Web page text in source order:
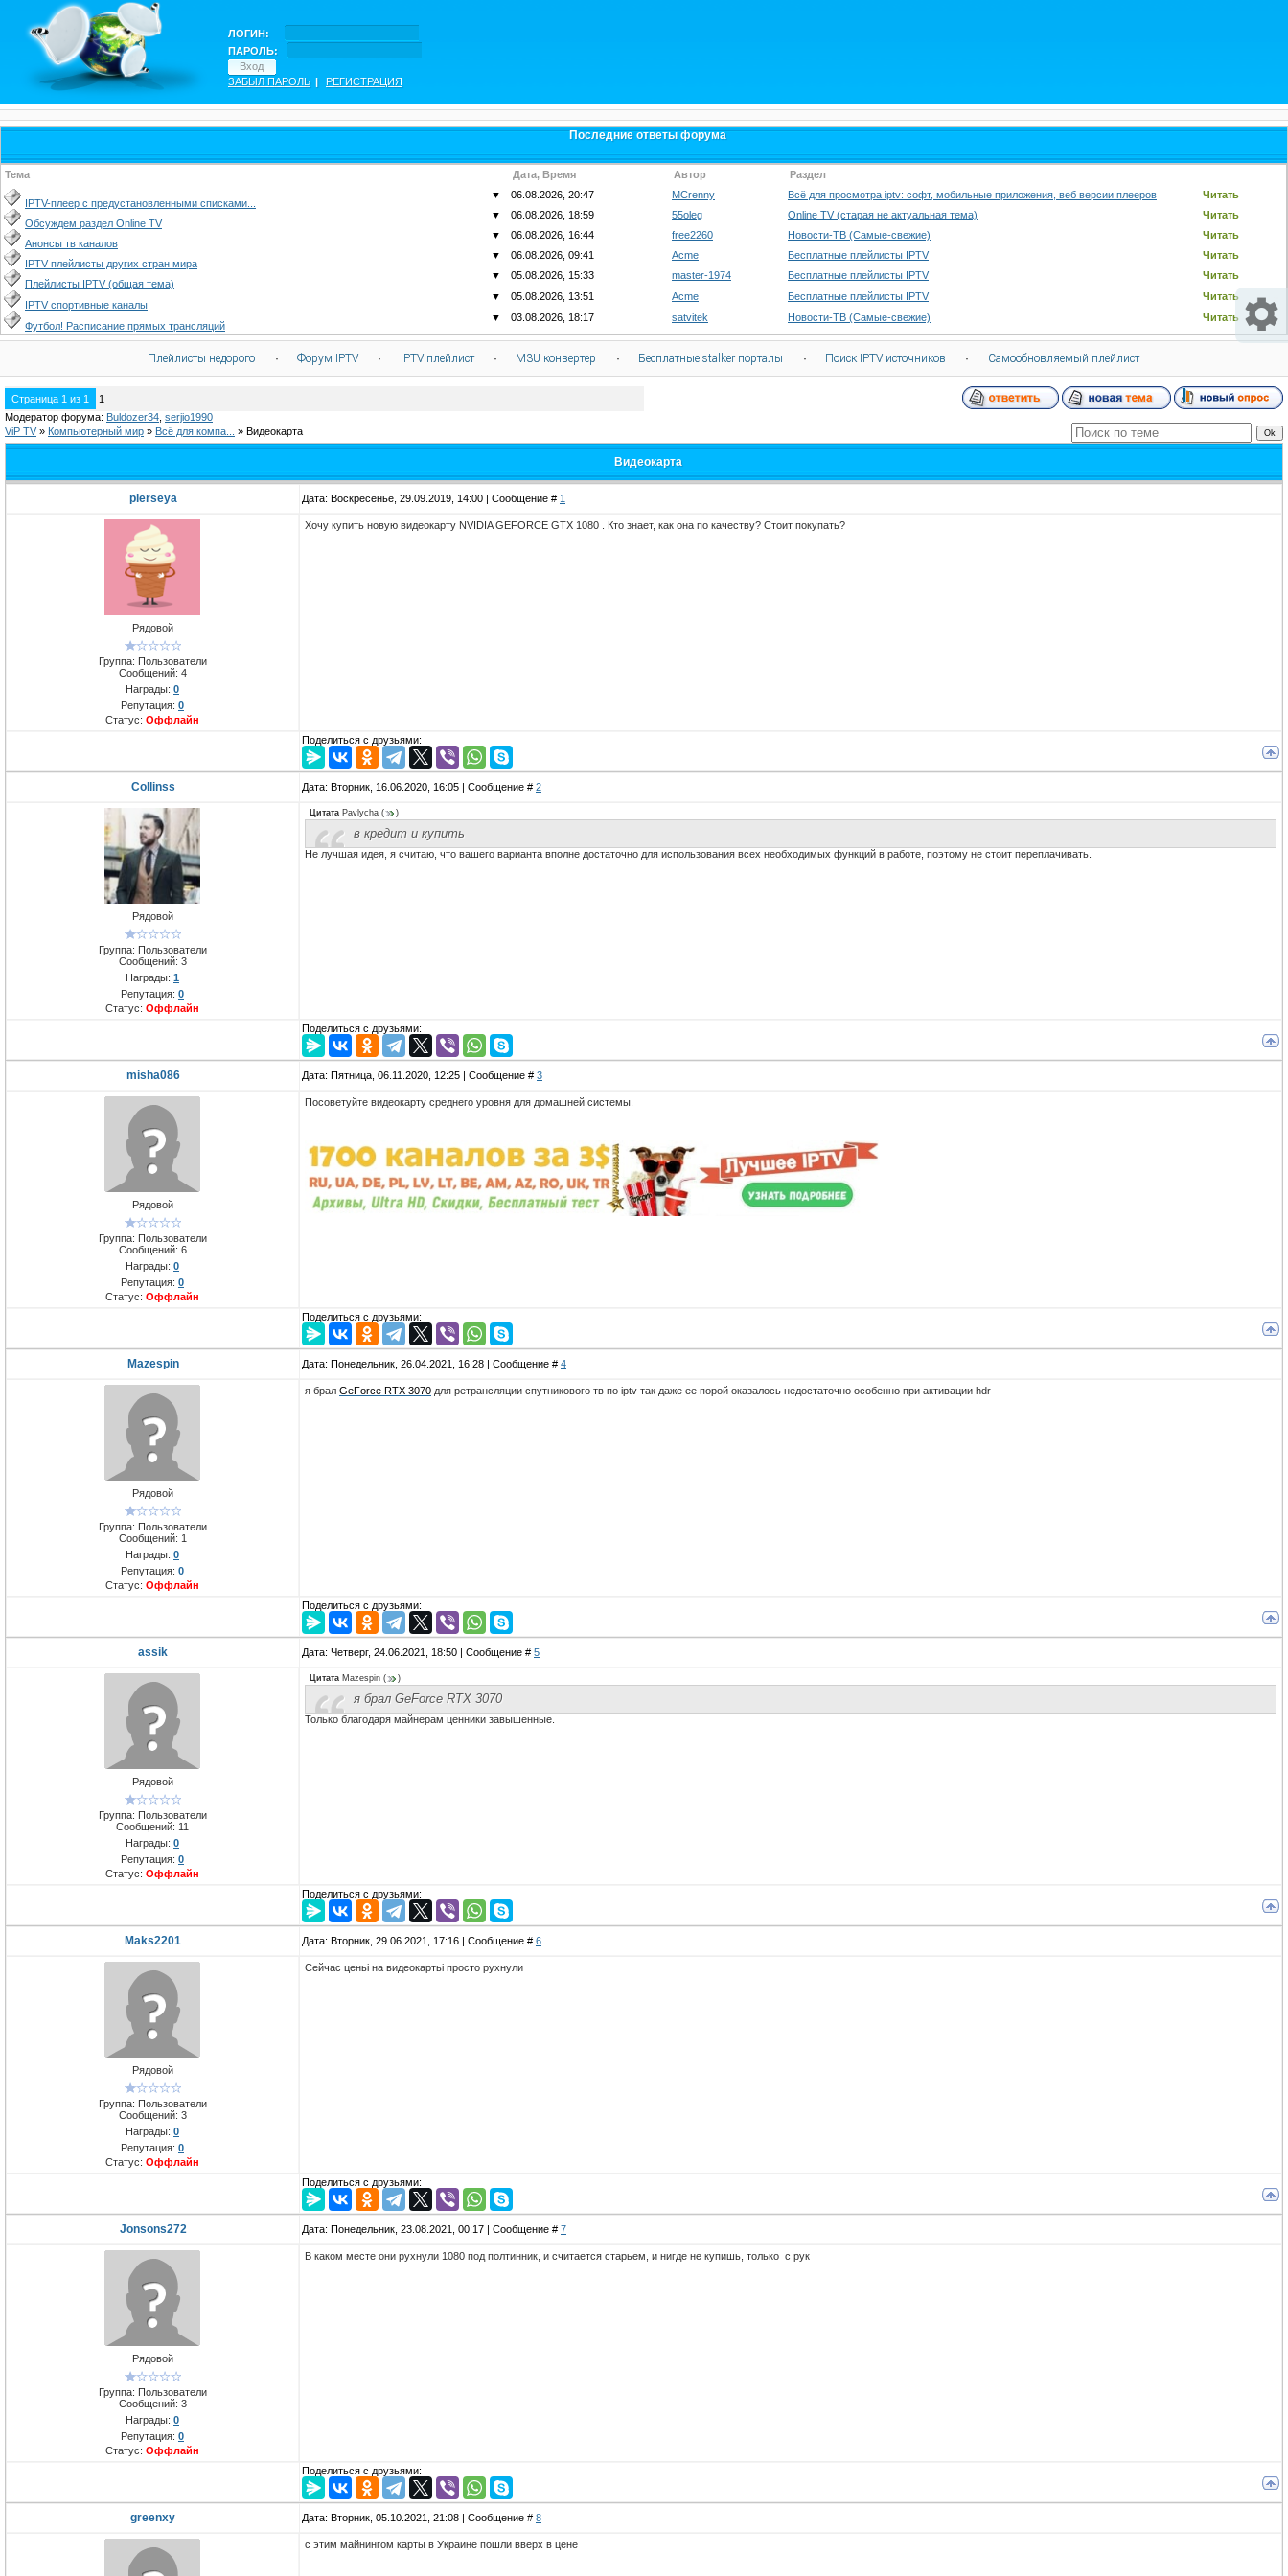
ЛОГИН:
ПАРОЛЬ:
ЗАБЫЛ ПАРОЛЬ | РЕГИСТРАЦИЯ
Последние ответы форума
Тема Дата, Время Автор Раздел
IPTV-плеер с предустановленными списками...
▼ 06.08.2026, 20:47 MCrenny Всё для просмотра iptv: софт, мобильные приложения, веб версии плееров Читать
Обсуждем раздел Online TV
▼ 06.08.2026, 18:59 55oleg Online TV (старая не актуальная тема) Читать
Анонсы тв каналов
▼ 06.08.2026, 16:44 free2260 Новости-ТВ (Самые-свежие) Читать
IPTV плейлисты других стран мира
▼ 06.08.2026, 09:41 Acme Бесплатные плейлисты IPTV Читать
Плейлисты IPTV (общая тема)
▼ 05.08.2026, 15:33 master-1974 Бесплатные плейлисты IPTV Читать
IPTV спортивные каналы
▼ 05.08.2026, 13:51 Acme Бесплатные плейлисты IPTV Читать
Футбол! Расписание прямых трансляций
▼ 03.08.2026, 18:17 satvitek Новости-ТВ (Самые-свежие) Читать
Плейлисты недорого · Форум IPTV · IPTV плейлист · M3U конвертер · Бесплатные stalker порталы · Поиск IPTV источников · Самообновляемый плейлист
Страница 1 из 1
1
Модератор форума: Buldozer34 serjio1990
ViP TV » Компьютерный мир » Всё для компa... » Видеокарта
Видеокарта
pierseya Дата: Воскресенье, 29.09.2019, 14:00 | Сообщение # 1
Рядовой
Группа: Пользователи
Сообщений: 4
Награды: 0
Репутация: 0
Статус: Оффлайн
Хочу купить новую видеокарту NVIDIA GEFORCE GTX 1080 . Кто знает, как она по качеству? Стоит покупать?
Поделиться с друзьями:
Collinss Дата: Вторник, 16.06.2020, 16:05 | Сообщение # 2
Рядовой
Группа: Пользователи
Сообщений: 3
Награды: 1
Репутация: 0
Статус: Оффлайн
Цитата Pavlycha ( )
в кредит и купить
Не лучшая идея, я считаю, что вашего варианта вполне достаточно для использования всех необходимых функций в работе, поэтому не стоит переплачивать.
Поделиться с друзьями:
misha086 Дата: Пятница, 06.11.2020, 12:25 | Сообщение # 3
Рядовой
Группа: Пользователи
Сообщений: 6
Награды: 0
Репутация: 0
Статус: Оффлайн
Посоветуйте видеокарту среднего уровня для домашней системы.
Поделиться с друзьями:
Mazespin Дата: Понедельник, 26.04.2021, 16:28 | Сообщение # 4
Рядовой
Группа: Пользователи
Сообщений: 1
Награды: 0
Репутация: 0
Статус: Оффлайн
я брал GeForce RTX 3070 для ретрансляции спутникового тв по iptv так даже ее порой оказалось недостаточно особенно при активации hdr
Поделиться с друзьями:
assik Дата: Четверг, 24.06.2021, 18:50 | Сообщение # 5
Рядовой
Группа: Пользователи
Сообщений: 11
Награды: 0
Репутация: 0
Статус: Оффлайн
Цитата Mazespin ( )
я брал GeForce RTX 3070
Только благодаря майнерам ценники завышенные.
Поделиться с друзьями:
Maks2201 Дата: Вторник, 29.06.2021, 17:16 | Сообщение # 6
Рядовой
Группа: Пользователи
Сообщений: 3
Награды: 0
Репутация: 0
Статус: Оффлайн
Сейчас ценьі на видеокартьі просто рухнули
Поделиться с друзьями:
Jonsons272 Дата: Понедельник, 23.08.2021, 00:17 | Сообщение # 7
Рядовой
Группа: Пользователи
Сообщений: 3
Награды: 0
Репутация: 0
Статус: Оффлайн
В каком месте они рухнули 1080 под полтинник, и считается старьем, и нигде не купишь, только с рук
Поделиться с друзьями:
greenxy Дата: Вторник, 05.10.2021, 21:08 | Сообщение # 8
с этим майнингом карты в Украине пошли вверх в цене